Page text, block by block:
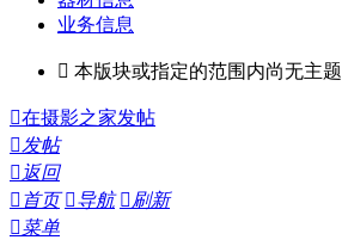
业务信息
 本版块或指定的范围内尚无主题
在摄影之家发帖
发帖
 返回
 首页 导航 刷新
菜单